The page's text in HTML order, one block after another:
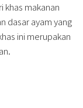
khas makanan
dasar ayam yang
ini merupakan